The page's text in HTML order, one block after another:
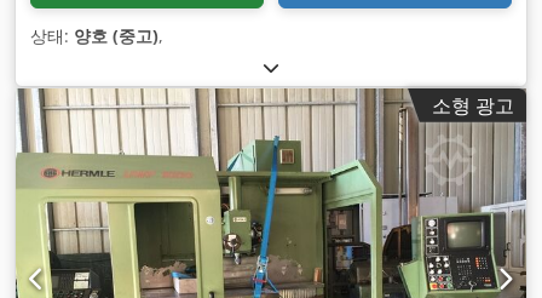
상태: 양호 (중고),
소형 광고